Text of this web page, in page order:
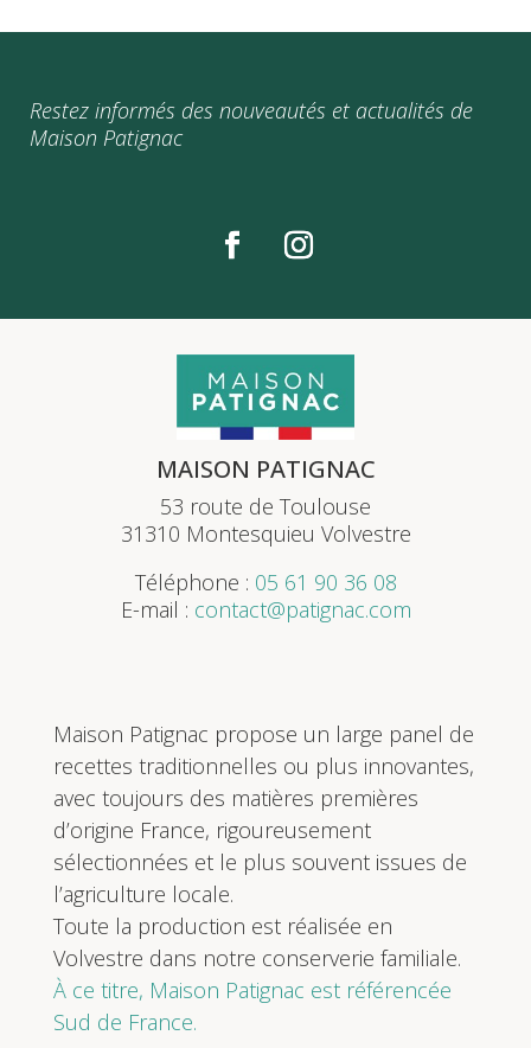
Restez informés des nouveautés et actualités de
Maison Patignac
MAISON PATIGNAC
53 route de Toulouse
31310 Montesquieu Volvestre
Téléphone : 05 61 90 36 08
E-mail : contact@patignac.com
Maison Patignac propose un large panel de
recettes traditionnelles ou plus innovantes,
avec toujours des matières premières
d’origine France, rigoureusement
sélectionnées et le plus souvent issues de
l’agriculture locale.
Toute la production est réalisée en
Volvestre dans notre conserverie familiale.
À ce titre, Maison Patignac est référencée
Sud de France.